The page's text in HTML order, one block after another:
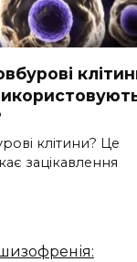
клітини? Це
зацікавлення